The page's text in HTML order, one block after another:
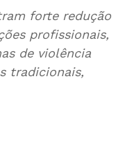
forte redução
profissionais,
de violência
tradicionais,